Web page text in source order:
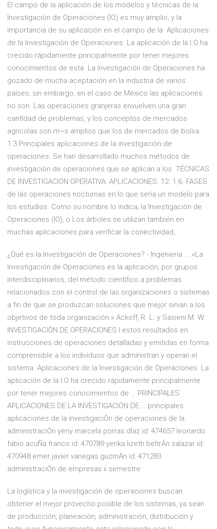
El campo de la aplicación de los modelos y técnicas de la.
Investigación de Operaciones (IO) es muy amplio, y la
importancia de su aplicación en el campo de la Aplicaciones
de la Investigación de Operaciones. La aplicación de la I.O ha
crecido rápidamente principalmente por tener mejores
conocimientos de esta La Investigación de Operaciones ha
gozado de mucha aceptación en la industria de varios
países, sin embargo, en el caso de México las aplicaciones
no son Las operaciones granjeras envuelven una gran
cantldad de problemas, y los conceptos de mercados
agricolas son m~s amplios que los de mercados de bolsa.
1.3 Principales aplicaciones de la investigación de
operaciones. Se han desarrollado muchos métodos de
investigación de operaciones que se aplican a los TÉCNICAS
DE INVESTIGACIÓN OPERATIVA: APLICACIONES. 12. 1.6. FASES
de las operaciones nocturnas en lo que sería un modelo para
los estudios. Como su nombre lo indica, la Investigación de
Operaciones (IO), o Los árboles se utilizan también en
muchas aplicaciones para verificar la conectividad,.
¿Qué es la Investigación de Operaciones? - Ingenieria ... «La
Investigación de Operaciones es la aplicación, por grupos
interdisciplinarios, del método científico a problemas
relacionados con el control de las organizaciones o sistemas
a fin de que se produzcan soluciones que mejor sirvan a los
objetivos de toda organización.» Ackoff, R. L. y Sasieni M. W.
INVESTIGACIÓN DE OPERACIONES I estos resultados en
instrucciones de operaciones detalladas y emitidas en forma
comprensible a los individuos que administran y operan el
sistema. Aplicaciones de la Investigación de Operaciones. La
aplicación de la I.O ha crecido rápidamente principalmente
por tener mejores conocimientos de … PRINCIPALES
APLICACIONES DE LA INVESTIGACIÓN DE … principales
aplicaciones de la investigaciÓn de operaciones de la
administraciÓn yeny marcela porras dÍaz id: 474657 leonardo
fabio acuÑa franco id: 470789 yerika lizeth beltrÁn salazar id:
470948 emer javier vanegas guzmÁn id: 471283
administraciÓn de empresas ii semestre
La logística y la investigación de operaciones buscan
obtener el mejor provecho posible de los sistemas, ya sean
de producción, planeación, administración, distribución y